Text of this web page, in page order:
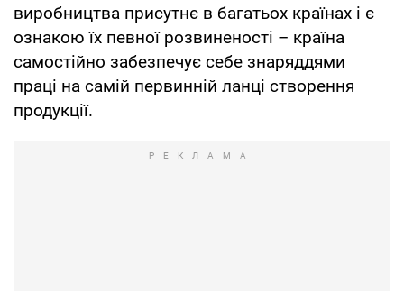
виробництва присутнє в багатьох країнах і є
ознакою їх певної розвиненості – країна
самостійно забезпечує себе знаряддями
праці на самій первинній ланці створення
продукції.